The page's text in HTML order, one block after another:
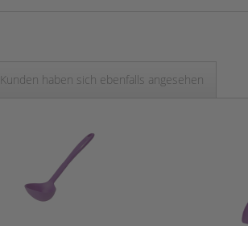
Kunden haben sich ebenfalls angesehen